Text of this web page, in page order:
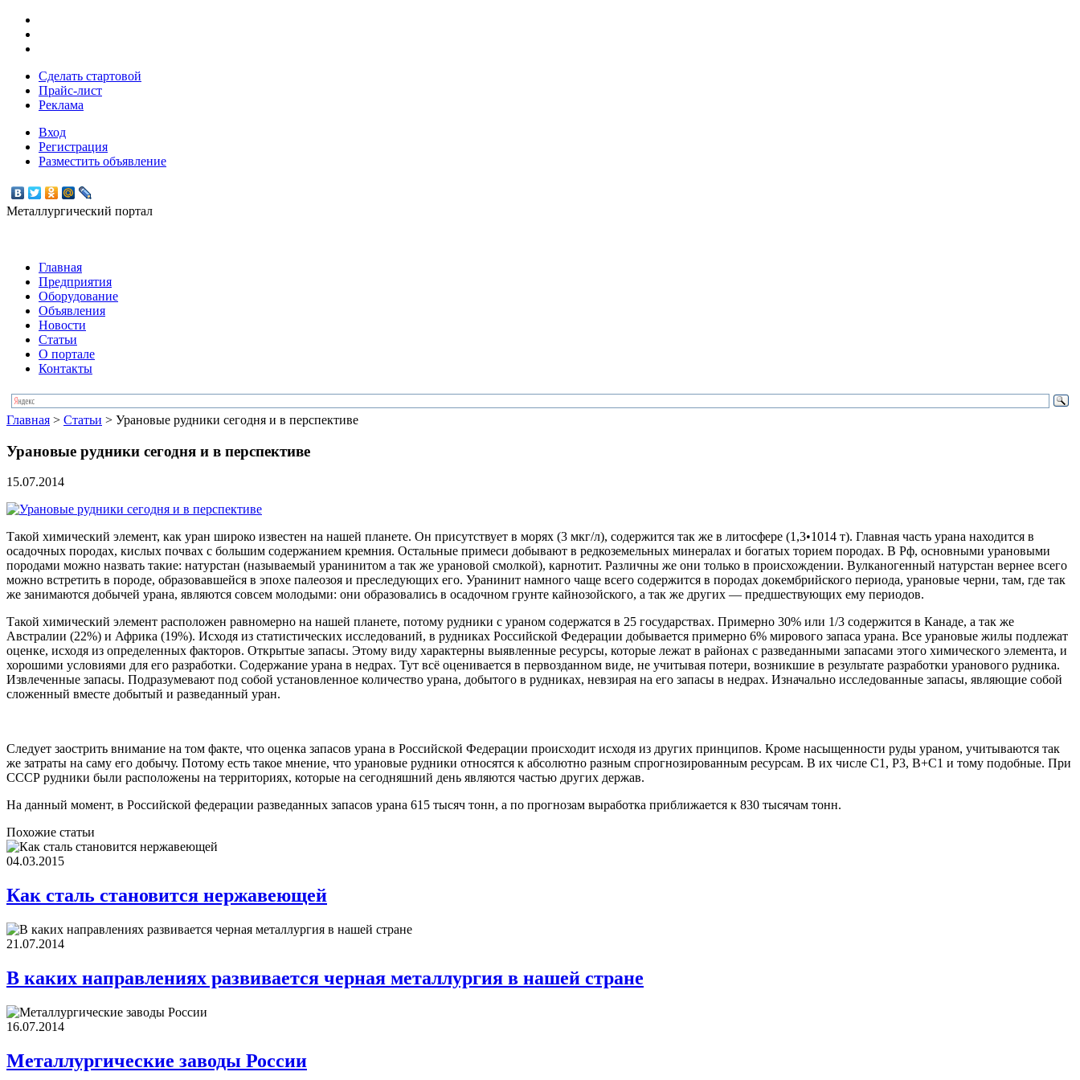
Сделать стартовой
Прайс-лист
Реклама
Вход
Регистрация
Разместить объявление
Металлургический портал
Главная
Предприятия
Оборудование
Объявления
Новости
Статьи
О портале
Контакты
Главная > Статьи > Урановые рудники сегодня и в перспективе
Урановые рудники сегодня и в перспективе
15.07.2014
Такой химический элемент, как уран широко известен на нашей планете. Он присутствует в морях (3 мкг/л), содержится так же в литосфере (1,3•1014 т). Главная часть урана находится в
осадочных породах, кислых почвах с большим содержанием кремния. Остальные примеси добывают в редкоземельных минералах и богатых торием породах. В Рф, основными урановыми
породами можно назвать такие: натурстан (называемый уранинитом а так же урановой смолкой), карнотит. Различны же они только в происхождении. Вулканогенный натурстан вернее всего
можно встретить в породе, образовавшейся в эпохе палеозоя и преследующих его. Уранинит намного чаще всего содержится в породах докембрийского периода, урановые черни, там, где так
же занимаются добычей урана, являются совсем молодыми: они образовались в осадочном грунте кайнозойского, а так же других — предшествующих ему периодов.
Такой химический элемент расположен равномерно на нашей планете, потому рудники с ураном содержатся в 25 государствах. Примерно 30% или 1/3 содержится в Канаде, а так же
Австралии (22%) и Африка (19%). Исходя из статистических исследований, в рудниках Российской Федерации добывается примерно 6% мирового запаса урана. Все урановые жилы подлежат
оценке, исходя из определенных факторов. Открытые запасы. Этому виду характерны выявленные ресурсы, которые лежат в районах с разведанными запасами этого химического элемента, и
хорошими условиями для его разработки. Содержание урана в недрах. Тут всё оценивается в первозданном виде, не учитывая потери, возникшие в результате разработки уранового рудника.
Извлеченные запасы. Подразумевают под собой установленное количество урана, добытого в рудниках, невзирая на его запасы в недрах. Изначально исследованные запасы, являющие собой
сложенный вместе добытый и разведанный уран.
Следует заострить внимание на том факте, что оценка запасов урана в Российской Федерации происходит исходя из других принципов. Кроме насыщенности руды ураном, учитываются так
же затраты на саму его добычу. Потому есть такое мнение, что урановые рудники относятся к абсолютно разным спрогнозированным ресурсам. В их числе С1, Р3, В+С1 и тому подобные. При
СССР рудники были расположены на территориях, которые на сегодняшний день являются частью других держав.
На данный момент, в Российской федерации разведанных запасов урана 615 тысяч тонн, а по прогнозам выработка приближается к 830 тысячам тонн.
Похожие статьи
04.03.2015
Как сталь становится нержавеющей
21.07.2014
В каких направлениях развивается черная металлургия в нашей стране
16.07.2014
Металлургические заводы России